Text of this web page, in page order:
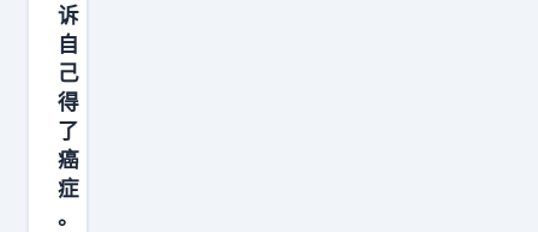
传
。
整
段
文
字
里
诉
自
己
得
了
癌
症
。